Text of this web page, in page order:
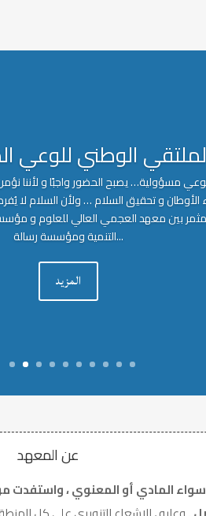
الوطني للوعي
مسؤولية… يصبح الحضور واجبًا و لأننا
الأوطان و تحقيق السلام … ولأن السلام لا
بين معهد العجمي العالي للعلوم و مؤسسة
التنمية ومؤسسة رسالة...
المزيد
عن المعهد
المادي أو المعنوي ، واستفدت